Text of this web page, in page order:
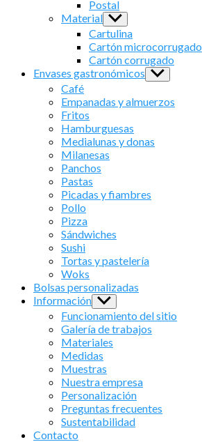
Postal
Material Show
sub
menu
Cartulina
Cartón microcorrugado
Cartón corrugado
Envases gastronómicos Show
sub
Café
Empanadas y almuerzos
Fritos
Hamburguesas
Medialunas y donas
Milanesas
Panchos
Pastas
Picadas y fiambres
Pollo
Pizza
Sándwiches
Sushi
Tortas y pastelería
Woks
Bolsas personalizadas
Información Show
sub
menu
Funcionamiento del sitio
Galería de trabajos
Materiales
Medidas
Muestras
Nuestra empresa
Personalización
Preguntas frecuentes
Sustentabilidad
Contacto